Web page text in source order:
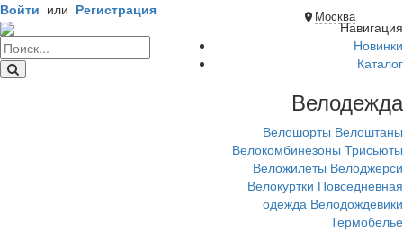
Москва
Войти или Регистрация
Навигация
Новинки
Каталог
Велодежда
Велошорты Велоштаны
Велокомбинезоны Трисьюты
Веложилеты Велоджерси
Велокуртки Повседневная
одежда Велодождевики
Термобелье